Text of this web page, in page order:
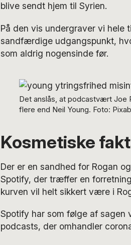
blive sendt hjem til Syrien.
På den vis undergraver vi hele
sandfærdige udgangspunkt,
som aldrig nogensinde før.
Det anslås, at podcastvært Joe
flere end Neil Young. Foto:
Kosmetiske
Der er en sandhed for Rogan
Spotify, der træffer en
kurven vil helt sikkert være i
Spotify har som følge af sagen
podcasts, der omhandler